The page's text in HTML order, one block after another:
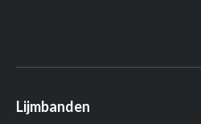
Lijmbanden